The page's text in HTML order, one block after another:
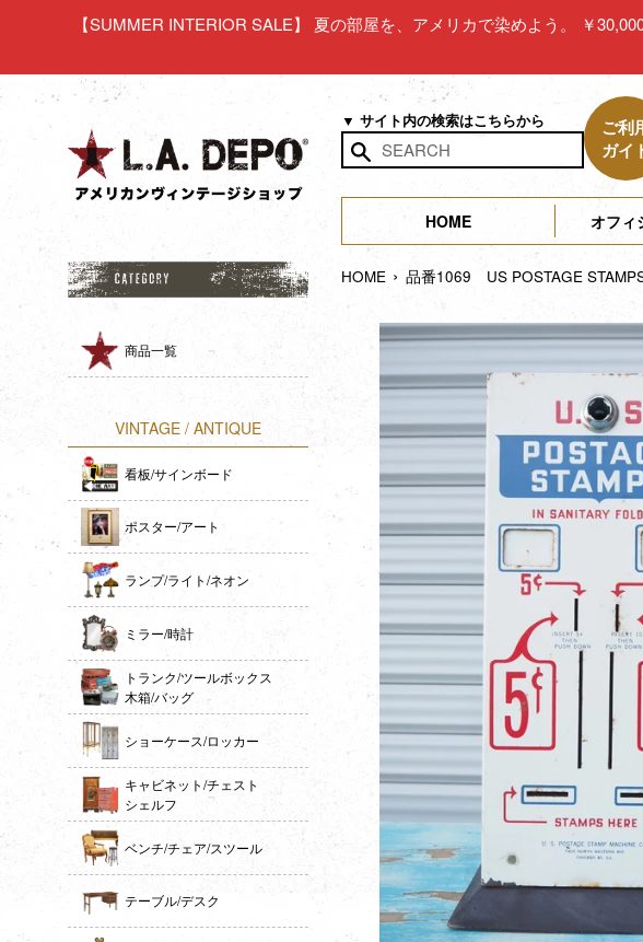
【SUMMER INTERIOR SALE】 夏の部屋を、アメリカで染めよう。 ￥
▼ サイト内の検索はこちらから
検
索
る
ご利
ガイ
HOME オフィ
商品一覧
VINTAGE / ANTIQUE
看板/サインボード
ポスター/アート
ランプ/ライト/ネオン
ミラー/時計
トランク/ツールボックス
木箱/バッグ
ショーケース/ロッカー
キャビネット/チェスト
シェルフ
ベンチ/チェア/スツール
テーブル/デスク
HOME › 品番1069 US POSTAGE